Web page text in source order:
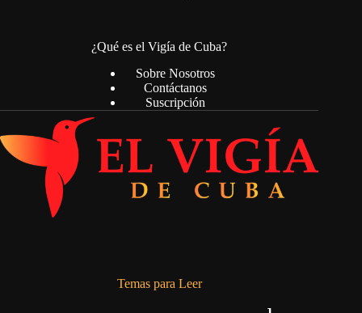
¿Qué es el Vigía de Cuba?
Sobre Nosotros
Contáctanos
Suscripción
Temas para Leer